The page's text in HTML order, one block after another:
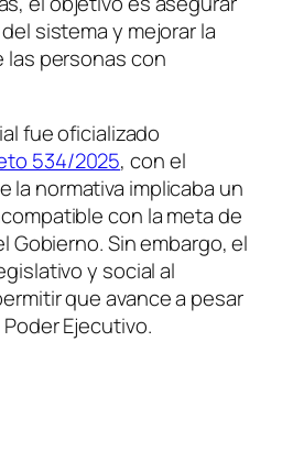
sistema y mejorar la
las personas con
fue oficializado
534/2025, con el
la normativa implicaba un
con la meta de
Gobierno. Sin embargo, el
y social al
que avance a pesar
Ejecutivo.